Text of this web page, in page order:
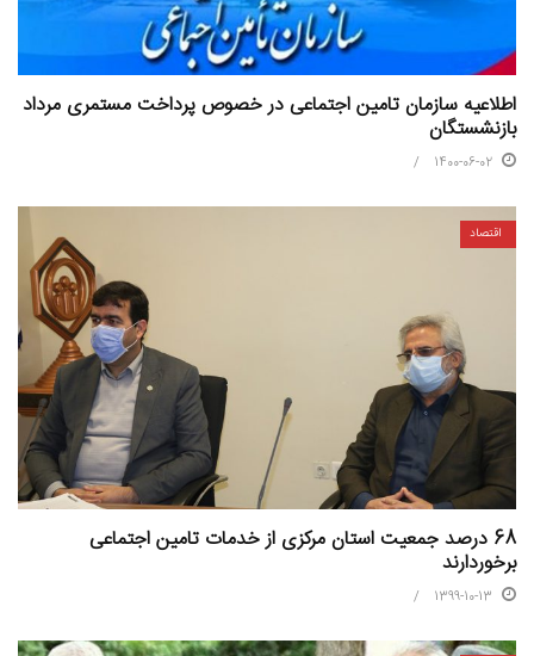
اطلاعیه سازمان تامین اجتماعی در خصوص پرداخت مستمری مرداد
بازنشستگان
1400-06-02
اقتصاد
68 درصد جمعیت استان مرکزی از خدمات تامین اجتماعی
برخوردارند
1399-10-13